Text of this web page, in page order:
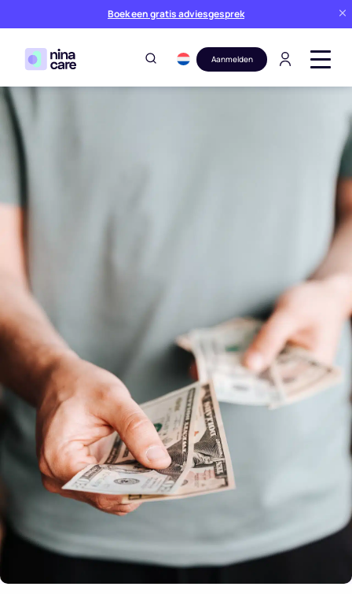
Boek een gratis adviesgesprek
Aanmelden